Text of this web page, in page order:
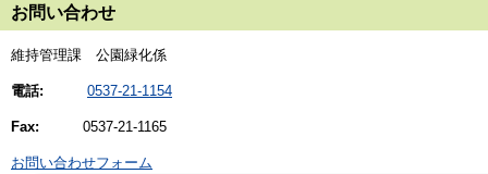
お問い合わせ
維持管理課 公園緑化係
電話: 0537-21-1154
Fax: 0537-21-1165
お問い合わせフォーム